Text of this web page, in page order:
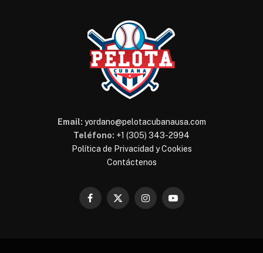
Email: yordano@pelotacubanausa.com
Teléfono: +1 (305) 343-2994
Política de Privacidad y Cookies
Contáctenos
Facebook
X
InstagramYouTube